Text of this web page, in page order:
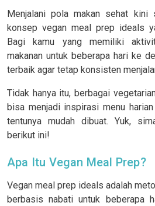
Menjalani pola makan sehat kini
konsep vegan meal prep ideals
Bagi kamu yang memiliki
makanan untuk beberapa hari ke
terbaik agar tetap konsisten
Tidak hanya itu, berbagai
bisa menjadi inspirasi menu
tentunya mudah dibuat. Yuk,
berikut ini!
Apa Itu Vegan Meal Prep?
Vegan meal prep ideals adalah
berbasis nabati untuk beberapa